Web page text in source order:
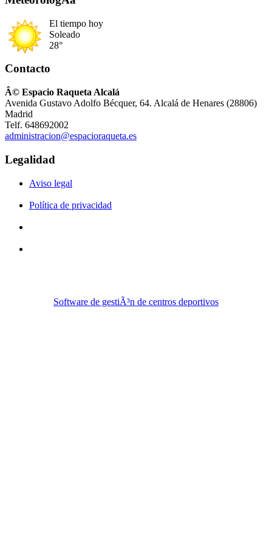
El tiempo hoy
Soleado
28°
Contacto
Â© Espacio Raqueta Alcalá
Avenida Gustavo Adolfo Bécquer, 64. Alcalá de Henares (28806)
Madrid
Telf. 648692002
administracion@espacioraqueta.es
Legalidad
Aviso legal
Política de privacidad
Software de gestiÃ³n de centros deportivos